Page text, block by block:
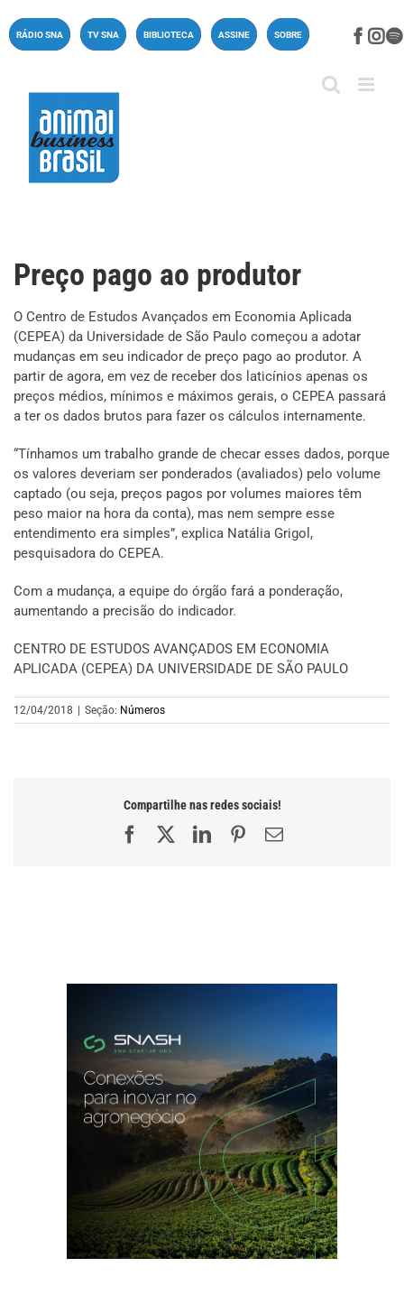
paraRÁDIO SNA TV SNA BIBLIOTECA ASSINE SOBRE
Preço pago ao produtor
O Centro de Estudos Avançados em Economia Aplicada
(CEPEA) da Universidade de São Paulo começou a adotar
mudanças em seu indicador de preço pago ao produtor. A
partir de agora, em vez de receber dos laticínios apenas os
preços médios, mínimos e máximos gerais, o CEPEA passará
a ter os dados brutos para fazer os cálculos internamente.
“Tínhamos um trabalho grande de checar esses dados, porque
os valores deveriam ser ponderados (avaliados) pelo volume
captado (ou seja, preços pagos por volumes maiores têm
peso maior na hora da conta), mas nem sempre esse
entendimento era simples”, explica Natália Grigol,
pesquisadora do CEPEA.
Com a mudança, a equipe do órgão fará a ponderação,
aumentando a precisão do indicador.
CENTRO DE ESTUDOS AVANÇADOS EM ECONOMIA
APLICADA (CEPEA) DA UNIVERSIDADE DE SÃO PAULO
12/04/2018 Seção: Números
Compartilhe nas redes sociais!
FacebookLinkedInPinterest
E-